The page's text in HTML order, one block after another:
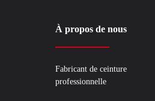
À propos de nous
Fabricant de ceinture
professionnelle